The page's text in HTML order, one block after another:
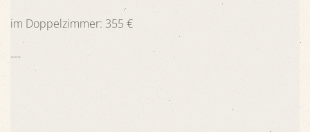
im Doppelzimmer: 355 €
---